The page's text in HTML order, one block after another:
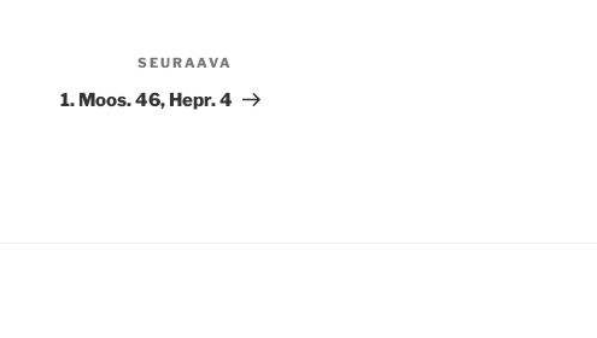
artikkeli
SEURAAVA
1. Moos. 46, Hepr. 4